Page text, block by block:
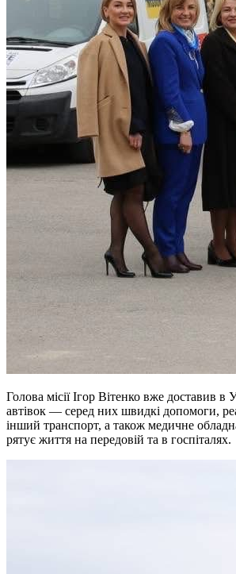
Голова місії Ігор Вітенко вже доставив в
автівок — серед них швидкі допомоги,
інший транспорт, а також медичне
рятує життя на передовій та в госпіталях.